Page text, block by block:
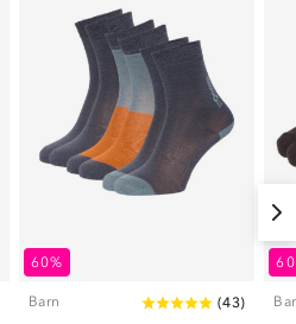
60%
Barn (43)